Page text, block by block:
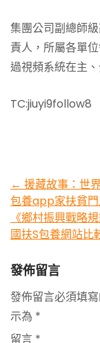
集團公司副總師
責人，所屬各單
過視頻系統在主
TC:jiuyi9follow8
Post
← 援藏故事：世
包養app家扶貧門
《鄉村振興戰略
國扶S包養網站
發佈留言
發佈留言必須填
示為 *
留言 *